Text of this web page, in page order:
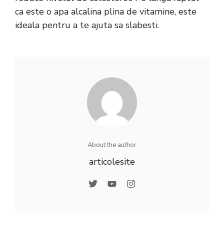
ca este o apa alcalina plina de vitamine, este
ideala pentru a te ajuta sa slabesti.
About the author
articolesite